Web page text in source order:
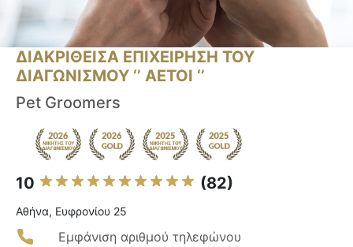
ΔΙΑΚΡΙΘΕΙΣΑ ΕΠΙΧΕΙΡΗΣΗ ΤΟΥ
ΔΙΑΓΩΝΙΣΜΟΥ ‘’ ΑΕΤΟΙ ‘’
Pet Groomers
10 (82)
Αθήνα, Ευφρονίου 25
Εμφάνιση αριθμού τηλεφώνου